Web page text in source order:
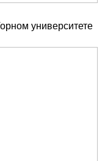
университете